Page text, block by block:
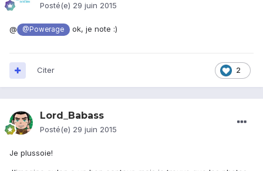
Posté(e) 29 juin 2015
@ @Powerage ok, je note :)
2
Citer
Lord_Babass
Posté(e) 29 juin 2015
Je plussoie!